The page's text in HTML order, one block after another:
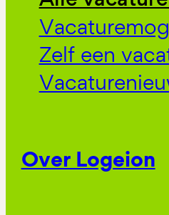
Zelf een
Over Logeion